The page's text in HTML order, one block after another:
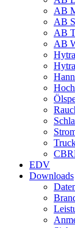
AB
AB
AB
AB
EDV
Downloads